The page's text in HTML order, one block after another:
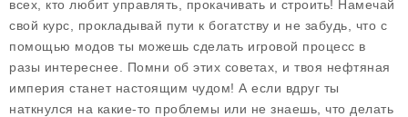
всех, кто любит управлять, прокачивать и строить! Намечай
свой курс, прокладывай пути к богатству и не забудь, что с
помощью модов ты можешь сделать игровой процесс в
разы интереснее. Помни об этих советах, и твоя нефтяная
империя станет настоящим чудом! А если вдруг ты
наткнулся на какие-то проблемы или не знаешь, что делать